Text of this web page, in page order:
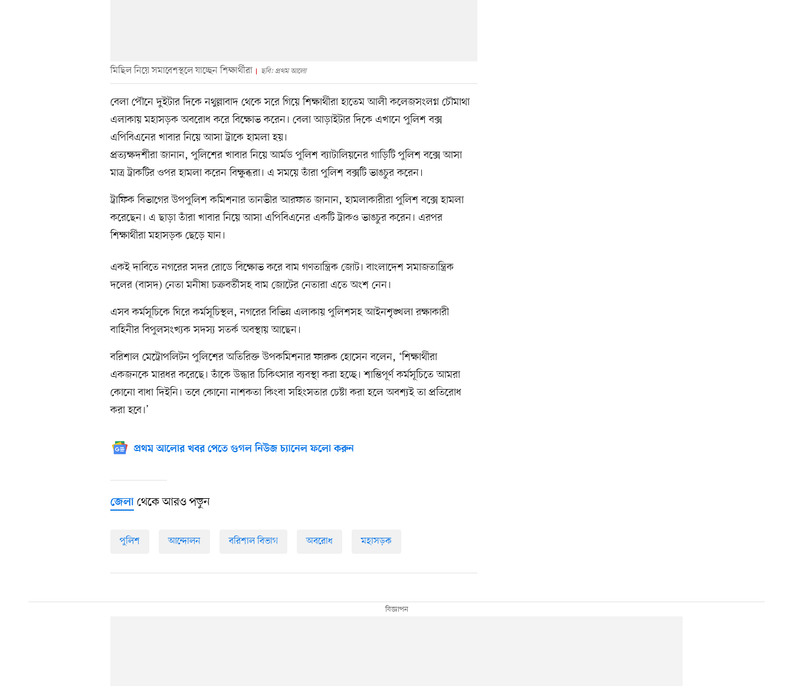
মিছিল নিয়ে সমাবেশস্থলে যাচ্ছেন শিক্ষার্থীরা ছবি: প্রথম আলো
বেলা পৌনে দুইটার দিকে নথুল্লাবাদ থেকে সরে গিয়ে শিক্ষার্থীরা হাতেম আলী কলেজসংলগ্ন চৌমাথা
এলাকায় মহাসড়ক অবরোধ করে বিক্ষোভ করেন। বেলা আড়াইটার দিকে এখানে পুলিশ বক্স
এপিবিএনের খাবার নিয়ে আসা ট্রাকে হামলা হয়।
প্রত্যক্ষদর্শীরা জানান, পুলিশের খাবার নিয়ে আর্মড পুলিশ ব্যাটালিয়নের গাড়িটি পুলিশ বক্সে আসা
মাত্র ট্রাকটির ওপর হামলা করেন বিক্ষুব্ধরা। এ সময়ে তাঁরা পুলিশ বক্সটি ভাঙচুর করেন।
ট্রাফিক বিভাগের উপপুলিশ কমিশনার তানভীর আরফাত জানান, হামলাকারীরা পুলিশ বক্সে হামলা
করেছেন। এ ছাড়া তাঁরা খাবার নিয়ে আসা এপিবিএনের একটি ট্রাকও ভাঙচুর করেন। এরপর
শিক্ষার্থীরা মহাসড়ক ছেড়ে যান।
একই দাবিতে নগরের সদর রোডে বিক্ষোভ করে বাম গণতান্ত্রিক জোট। বাংলাদেশ সমাজতান্ত্রিক
দলের (বাসদ) নেতা মনীষা চক্রবর্তীসহ বাম জোটের নেতারা এতে অংশ নেন।
এসব কর্মসূচিকে ঘিরে কর্মসূচিস্থল, নগরের বিভিন্ন এলাকায় পুলিশসহ আইনশৃঙ্খলা রক্ষাকারী
বাহিনীর বিপুলসংখ্যক সদস্য সতর্ক অবস্থায় আছেন।
বরিশাল মেট্রোপলিটন পুলিশের অতিরিক্ত উপকমিশনার ফারুক হোসেন বলেন, ‘শিক্ষার্থীরা
একজনকে মারধর করেছে। তাঁকে উদ্ধার চিকিৎসার ব্যবস্থা করা হচ্ছে। শান্তিপূর্ণ কর্মসূচিতে আমরা
কোনো বাধা দিইনি। তবে কোনো নাশকতা কিংবা সহিংসতার চেষ্টা করা হলে অবশ্যই তা প্রতিরোধ
করা হবে।’
প্রথম আলোর খবর পেতে গুগল নিউজ চ্যানেল ফলো করুন
জেলা থেকে আরও পড়ুন
পুলিশ আন্দোলন বরিশাল বিভাগ অবরোধ মহাসড়ক